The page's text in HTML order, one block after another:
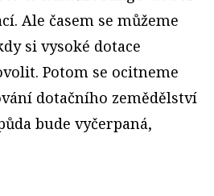
Ale časem se můžeme
si vysoké dotace
Potom se ocitneme
dotačního zemědělství
bude vyčerpaná,